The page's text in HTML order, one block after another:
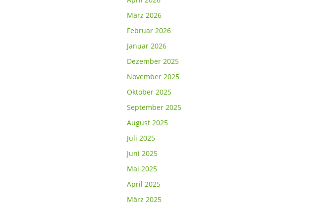
März 2026
Februar 2026
Januar 2026
Dezember 2025
November 2025
Oktober 2025
September 2025
August 2025
Juli 2025
Juni 2025
Mai 2025
April 2025
März 2025